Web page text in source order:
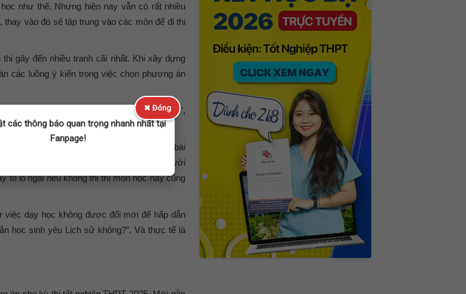
như thế. Nhưng hiện nay vẫn có rất nhiều
vào đó sẽ tập trung vào các môn để đi thi
gây đến nhiều tranh cãi nhất. Khi xây dựng
các luồng ý kiến trong việc chọn phương án
buộc tôi e học sinh sẽ không học lịch sử”,
2015 đến nay, khi môn học được đưa vào bài
đã được nâng lên một tầm cao mới. Đối với
tỏ lo ngại nếu không thi thì môn học này cũng
việc dạy học không được đổi mới để hấp dẫn
học sinh yêu Lịch sử không?”. Và thực tế là
✖ Đóng
các thông báo quan trọng nhanh nhất tại
Fanpage!